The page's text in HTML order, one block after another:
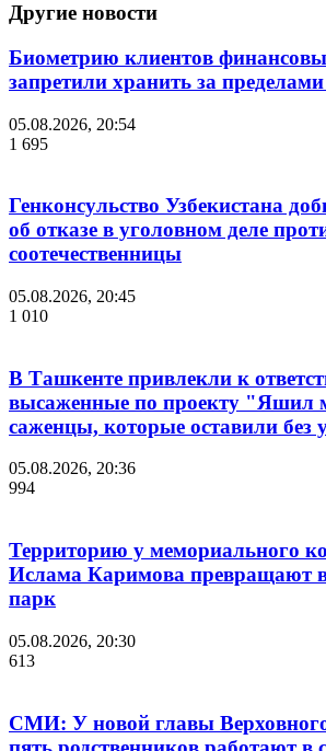
Другие новости
Биометрию клиентов
запретили хранить за
05.08.2026, 20:54
1 695
Генконсульство Узбекистана
об отказе в уголовном деле
соотечественницы
05.08.2026, 20:45
1 010
В Ташкенте привлекли к
высаженные по проекту "Яшил
саженцы, которые оставили без
05.08.2026, 20:36
994
Территорию у мемориального
Ислама Каримова превращают
парк
05.08.2026, 20:30
613
СМИ: У новой главы Верховного